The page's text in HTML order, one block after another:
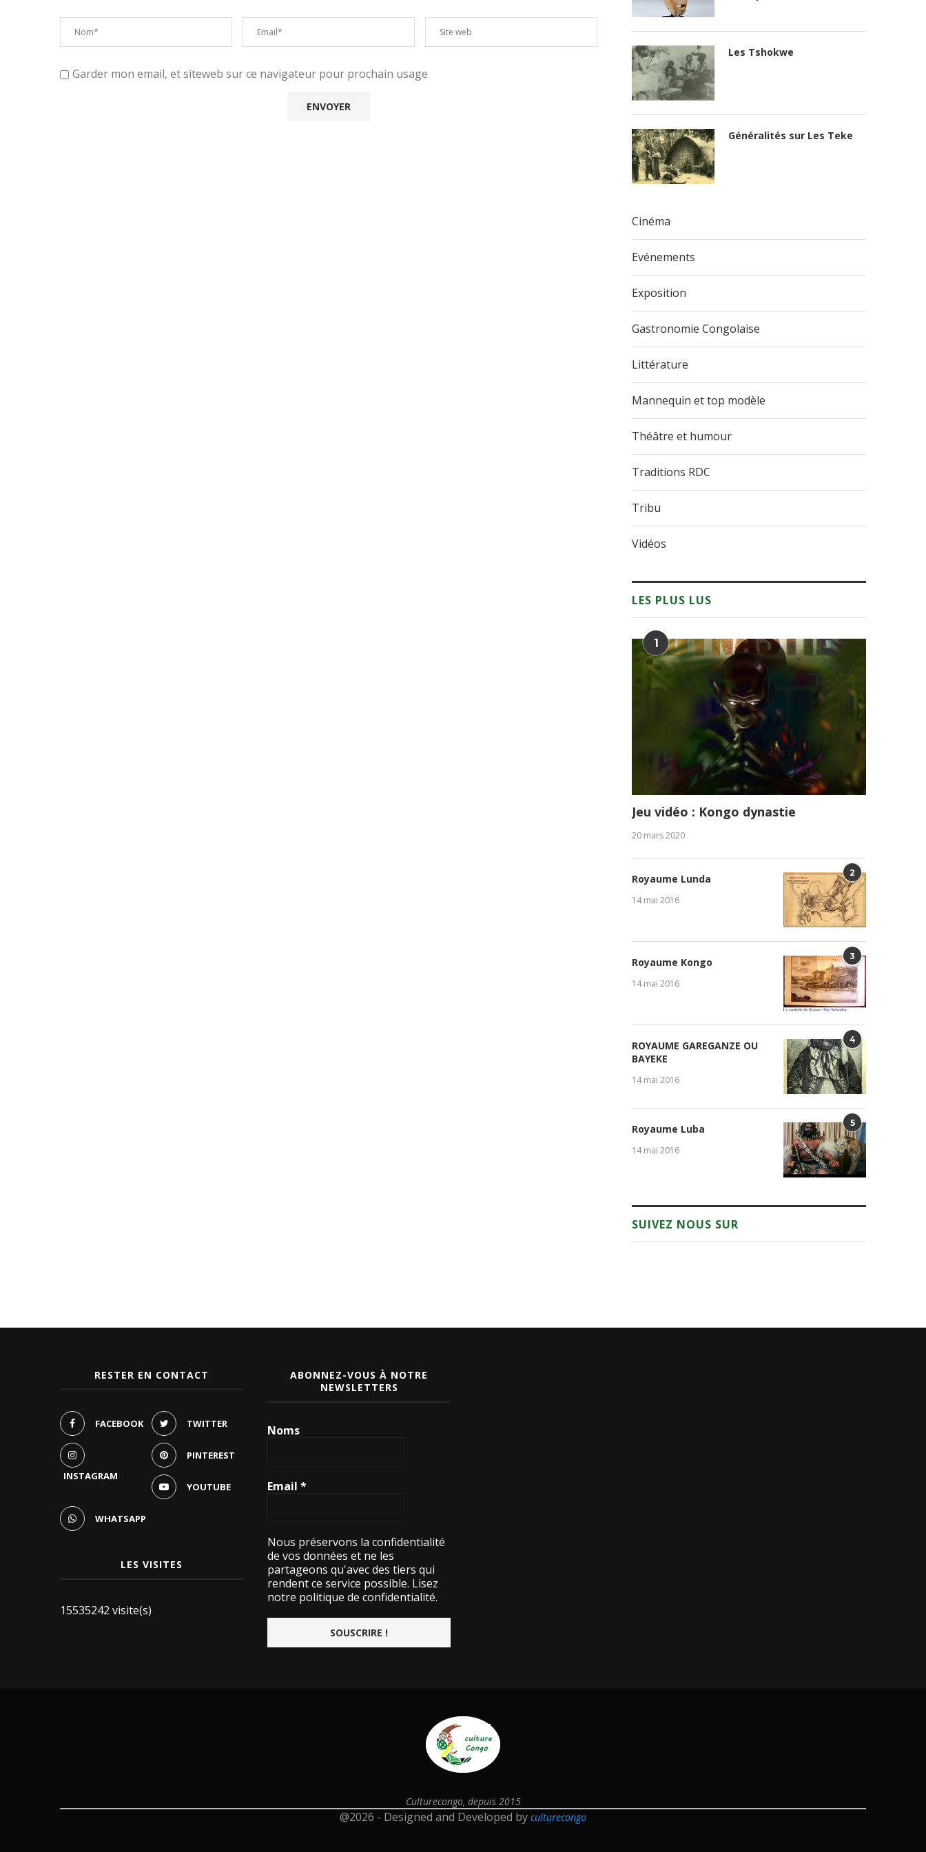
Garder mon email, et siteweb sur ce navigateur pour prochain usage
Les Tshokwe
Généralités sur Les Teke
Cinéma
Evénements
Exposition
Gastronomie Congolaise
Littérature
Mannequin et top modèle
Théâtre et humour
Traditions RDC
Tribu
Vidéos
LES PLUS LUS
1
Jeu vidéo : Kongo dynastie
20 mars 2020
2
Royaume Lunda
14 mai 2016
3
Royaume Kongo
14 mai 2016
4
ROYAUME GAREGANZE OU
BAYEKE
14 mai 2016
5
Royaume Luba
14 mai 2016
SUIVEZ NOUS SUR
RESTER EN CONTACT
FACEBOOK TWITTER
INSTAGRAM
PINTEREST
YOUTUBE
WHATSAPP
LES VISITES
15535242 visite(s)
ABONNEZ-VOUS À NOTRE
NEWSLETTERS
Noms
Email*
Nous préservons la confidentialité
de vos données et ne les
partageons qu'avec des tiers qui
rendent ce service possible. Lisez
notre politique de confidentialité.
Culturecongo, depuis 2015
@2026 - Designed and Developed by culturecongo